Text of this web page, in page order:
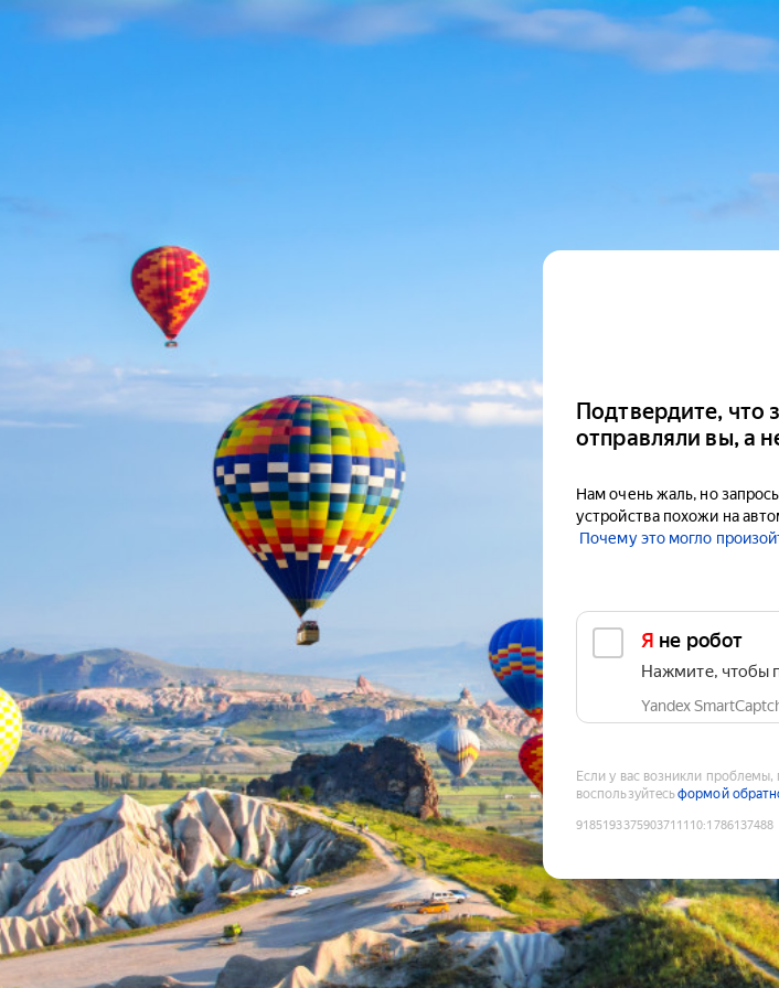
Подтвердите, что
отправляли вы, а
Нам очень жаль, но
устройства похожи на
Почему это могло
Я не робот
Нажмите, чтобы
Yandex
Если у вас возникли проблемы,
воспользуйтесьформой
9185193375903711110:1786137488